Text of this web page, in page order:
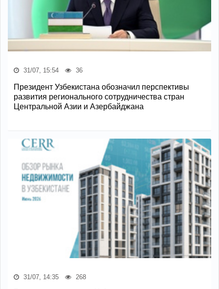
31/07, 15:54 36
Президент Узбекистана обозначил перспективы
развития регионального сотрудничества стран
Центральной Азии и Азербайджана
31/07, 14:35 268